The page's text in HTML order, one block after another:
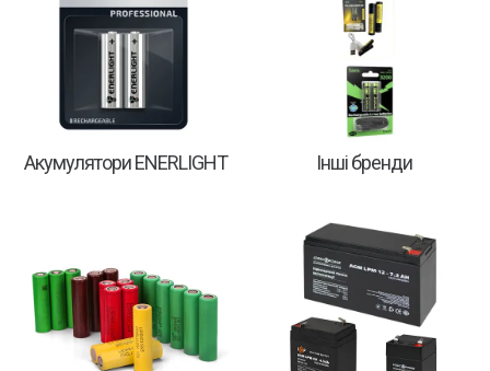
Акумулятори ENERLIGHT Інші бренди